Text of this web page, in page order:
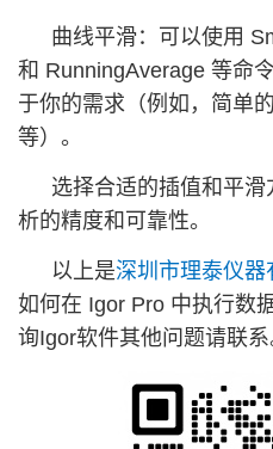
曲线平滑：可以使用
和 RunningAverage 等命
于你的需求（例如，简单
等）。
选择合适的插值和平
析的精度和可靠性。
以上是深圳市理泰仪器
如何在 Igor Pro 中执行数
询Igor软件其他问题请联系